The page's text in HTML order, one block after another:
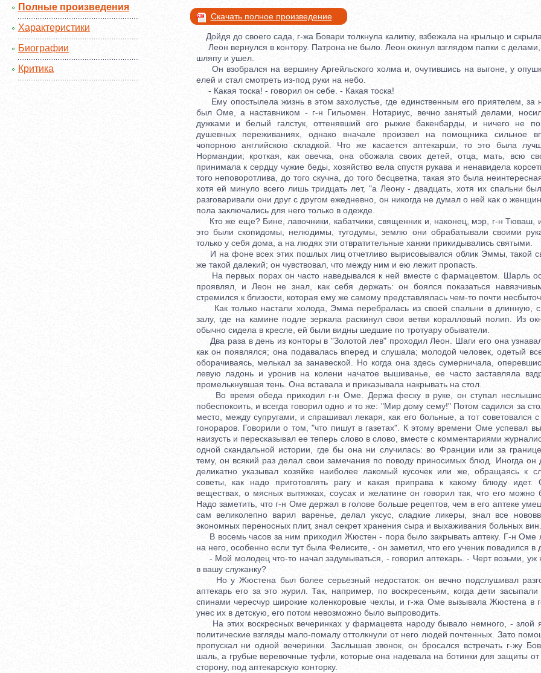
Полные произведения
Характеристики
Биографии
Критика
Скачать полное произведение
Дойдя до своего сада, г-жа Бовари толкнула калитку, взбежала на крыльцо и
Леон вернулся в контору. Патрона не было. Леон окинул взглядом папки с
шляпу и ушел.
Он взобрался на вершину Аргейльского холма и, очутившись на выгоне, у
елей и стал смотреть из-под руки на небо.
- Какая тоска! - говорил он себе. - Какая тоска!
Ему опостылела жизнь в этом захолустье, где единственным его приятелем, за
был Оме, а наставником - г-н Гильомен. Нотариус, вечно занятый делами,
дужками и белый галстук, оттенявший его рыжие бакенбарды, и ничего не
душевных переживаниях, однако вначале произвел на помощника сильное
чопорною английскою складкой. Что же касается аптекарши, то это была
Нормандии; кроткая, как овечка, она обожала своих детей, отца, мать, всю
принимала к сердцу чужие беды, хозяйство вела спустя рукава и ненавидела
того неповоротлива, до того скучна, до того бесцветна, такая это была
хотя ей минуло всего лишь тридцать лет, "а Леону - двадцать, хотя их спальни
разговаривали они друг с другом ежедневно, он никогда не думал о ней как о
пола заключались для него только в одежде.
Кто же еще? Бине, лавочники, кабатчики, священник и, наконец, мэр, г-н Тюваш,
это были скопидомы, нелюдимы, тугодумы, землю они обрабатывали своими
только у себя дома, а на людях эти отвратительные ханжи прикидывались святыми.
И на фоне всех этих пошлых лиц отчетливо вырисовывался облик Эммы, такой
же такой далекий; он чувствовал, что между ним и ею лежит пропасть.
На первых порах он часто наведывался к ней вместе с фармацевтом. Шарль
проявлял, и Леон не знал, как себя держать: он боялся показаться
стремился к близости, которая ему же самому представлялась чем-то почти
Как только настали холода, Эмма перебралась из своей спальни в длинную, с
залу, где на камине подле зеркала раскинул свои ветви коралловый полип. Из
обычно сидела в кресле, ей были видны шедшие по тротуару обыватели.
Два раза в день из конторы в "Золотой лев" проходил Леон. Шаги его она
как он появлялся; она подавалась вперед и слушала; молодой человек, одетый
оборачиваясь, мелькал за занавеской. Но когда она здесь сумерничала,
левую ладонь и уронив на колени начатое вышиванье, ее часто заставляла
промелькнувшая тень. Она вставала и приказывала накрывать на стол.
Во время обеда приходил г-н Оме. Держа феску в руке, он ступал
побеспокоить, и всегда говорил одно и то же: "Мир дому сему!" Потом садился за
место, между супругами, и спрашивал лекаря, как его больные, а тот советовался
гонораров. Говорили о том, "что пишут в газетах". К этому времени Оме успевал
наизусть и пересказывал ее теперь слово в слово, вместе с комментариями
одной скандальной истории, где бы она ни случилась: во Франции или за
тему, он всякий раз делал свои замечания по поводу приносимых блюд. Иногда он
деликатно указывал хозяйке наиболее лакомый кусочек или же, обращаясь к
советы, как надо приготовлять рагу и какая приправа к какому блюду идет.
веществах, о мясных вытяжках, соусах и желатине он говорил так, что его можно
Надо заметить, что г-н Оме держал в голове больше рецептов, чем в его аптеке
сам великолепно варил варенье, делал уксус, сладкие ликеры, знал все
экономных переносных плит, знал секрет хранения сыра и выхаживания больных вин.
В восемь часов за ним приходил Жюстен - пора было закрывать аптеку. Г-н Оме
на него, особенно если тут была Фелисите, - он заметил, что его ученик повадился в
- Мой молодец что-то начал задумываться, - говорил аптекарь. - Черт возьми, уж
в вашу служанку?
Но у Жюстена был более серьезный недостаток: он вечно подслушивал
аптекарь его за это журил. Так, например, по воскресеньям, когда дети
спинами чересчур широкие коленкоровые чехлы, и г-жа Оме вызывала Жюстена в
унес их в детскую, его потом невозможно было выпроводить.
На этих воскресных вечеринках у фармацевта народу бывало немного, - злой
политические взгляды мало-помалу оттолкнули от него людей почтенных. Зато
пропускал ни одной вечеринки. Заслышав звонок, он бросался встречать г-жу
шаль, а грубые веревочные туфли, которые она надевала на ботинки для защиты от
сторону, под аптекарскую конторку.